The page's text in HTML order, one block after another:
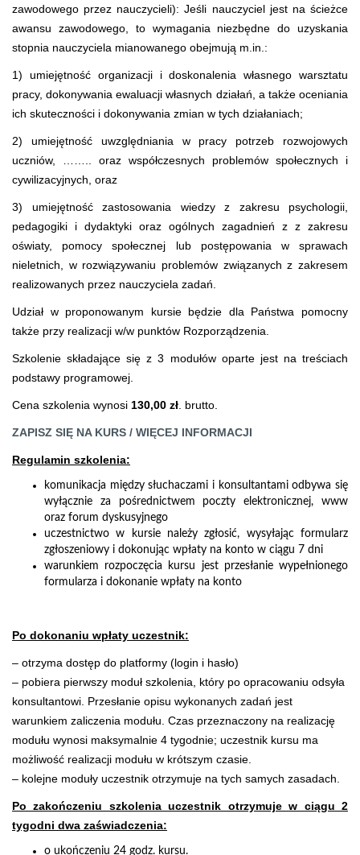
zawodowego przez nauczycieli): Jeśli nauczyciel jest na ścieżce
awansu zawodowego, to wymagania niezbędne do uzyskania
stopnia nauczyciela mianowanego obejmują m.in.:
1) umiejętność organizacji i doskonalenia własnego warsztatu
pracy, dokonywania ewaluacji własnych działań, a także oceniania
ich skuteczności i dokonywania zmian w tych działaniach;
2) umiejętność uwzględniania w pracy potrzeb rozwojowych
uczniów, …….. oraz współczesnych problemów społecznych i
cywilizacyjnych, oraz
3) umiejętność zastosowania wiedzy z zakresu psychologii,
pedagogiki i dydaktyki oraz ogólnych zagadnień z z zakresu
oświaty, pomocy społecznej lub postępowania w sprawach
nieletnich, w rozwiązywaniu problemów związanych z zakresem
realizowanych przez nauczyciela zadań.
Udział w proponowanym kursie będzie dla Państwa pomocny
także przy realizacji w/w punktów Rozporządzenia.
Szkolenie składające się z 3 modułów oparte jest na treściach
podstawy programowej.
Cena szkolenia wynosi 130,00 zł . brutto.
ZAPISZ SIĘ NA KURS / WIĘCEJ INFORMACJI
Regulamin szkolenia:
komunikacja między słuchaczami i konsultantami odbywa się
wyłącznie za pośrednictwem poczty elektronicznej, www
oraz forum dyskusyjnego
uczestnictwo w kursie należy zgłosić, wysyłając formularz
zgłoszeniowy i dokonując wpłaty na konto w ciągu 7 dni
warunkiem rozpoczęcia kursu jest przesłanie wypełnionego
formularza i dokonanie wpłaty na konto
Po dokonaniu wpłaty uczestnik:
– otrzyma dostęp do platformy (login i hasło)
– pobiera pierwszy moduł szkolenia, który po opracowaniu odsyła
konsultantowi. Przesłanie opisu wykonanych zadań jest
warunkiem zaliczenia modułu. Czas przeznaczony na realizację
modułu wynosi maksymalnie 4 tygodnie; uczestnik kursu ma
możliwość realizacji modułu w krótszym czasie.
– kolejne moduły uczestnik otrzymuje na tych samych zasadach.
Po zakończeniu szkolenia uczestnik otrzymuje w ciągu 2
tygodni dwa zaświadczenia:
o ukończeniu 24 godz. kursu.